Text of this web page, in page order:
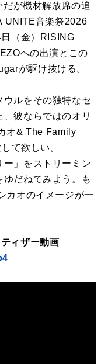
が機材解放席の追
UNITE音楽祭2026
（金）RISING
への出演とこの
が駆け抜ける。
ウルをその独特なセ
彼ならではのオリ
オ& The Family
て欲しい。
ー」をストリーミン
だねてみよう。も
カオのイメージが一
ィザー動画